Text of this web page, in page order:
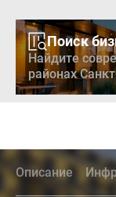
Поиск
Найдите
районах
Описание